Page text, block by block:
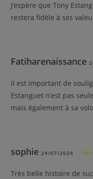
J’espère que Tony
restera fidèle à ses
Fatiharenaissance
Il est important de
Estanguet n’est pas
mais également à sa
sophie24/07/2024
Très belle histoire de